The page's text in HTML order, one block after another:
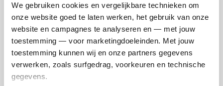
We gebruiken cookies en vergelijkbare technieken om
onze website goed te laten werken, het gebruik van onze
website en campagnes te analyseren en — met jouw
toestemming — voor marketingdoeleinden. Met jouw
toestemming kunnen wij en onze partners gegevens
verwerken, zoals surfgedrag, voorkeuren en technische
gegevens.